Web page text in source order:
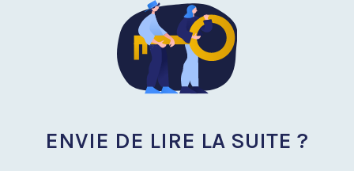
ENVIE DE LIRE LA SUITE ?